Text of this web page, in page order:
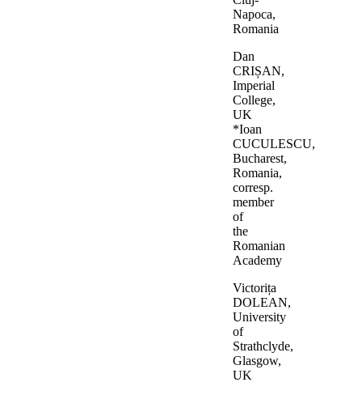
Napoca,
Romania
Dan
CRIȘAN,
Imperial
College,
UK
*Ioan
CUCULESCU,
Bucharest,
Romania,
corresp.
member
of
the
Romanian
Academy
Victorița
DOLEAN,
University
of
Strathclyde,
Glasgow,
UK